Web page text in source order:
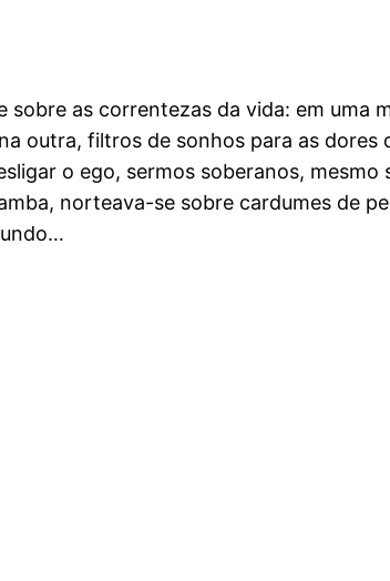
sobre as correntezas da vida: em uma
outra, filtros de sonhos para as dores
o ego, sermos soberanos, mesmo
norteava-se sobre cardumes de